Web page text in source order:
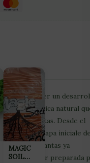
para promover un
vida biológica natural
de las plantas. Desde el
tanto en la etapa iniciale
de las plantas ya
esté mejor preparada
MAGIC
SOIL